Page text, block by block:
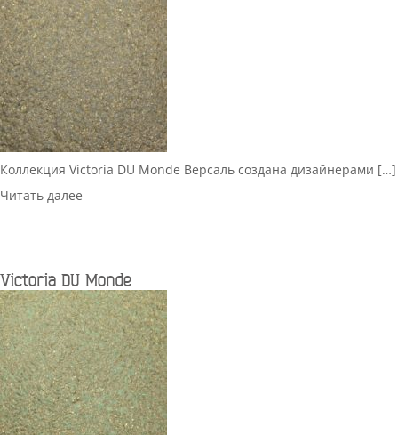
Коллекция Victoria DU Monde Версаль создана дизайнерами […]
Читать далее
Victoria DU Monde